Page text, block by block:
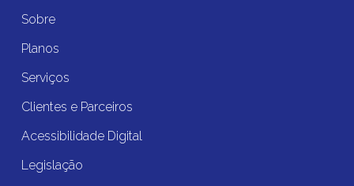
Sobre
Planos
Serviços
Clientes e Parceiros
Acessibilidade Digital
Legislação